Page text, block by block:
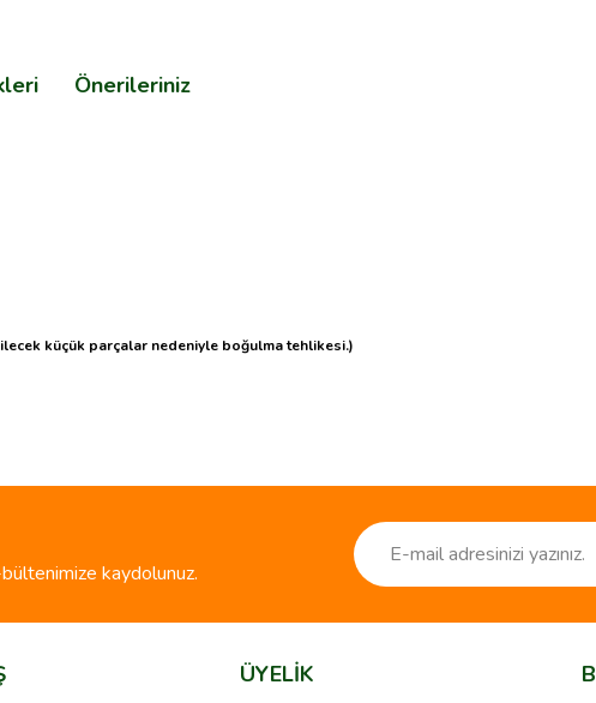
Önerileriniz
küçük parçalar nedeniyle boğulma tehlikesi.)
kaydolunuz.
ÜYELİK